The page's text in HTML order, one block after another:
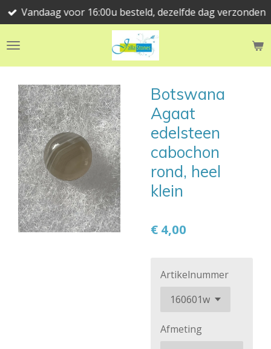
Ga
direct
naar
Vandaag voor 16:00u besteld, dezelfde dag verzonden
Botswana
Agaat
edelsteen
cabochon
rond, heel
klein
€ 4,00
Artikelnummer
Afmeting